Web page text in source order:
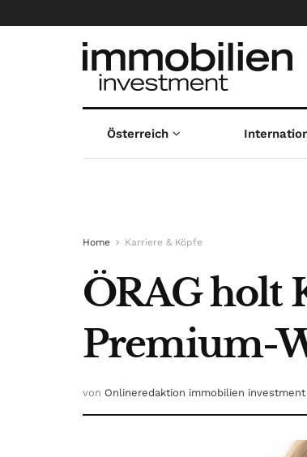
Österreich
Home Karriere & Köpfe
ÖRAG holt
Premium-
von Onlineredaktion immobilien investment